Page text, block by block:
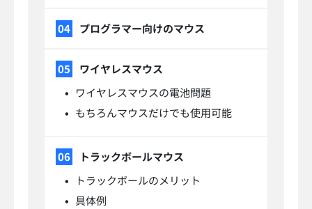
プログラマー向けのマウス
ワイヤレスマウス
ワイヤレスマウスの電池問題
もちろんマウスだけでも使用可能
トラックボールマウス
トラックボールのメリット
具体例